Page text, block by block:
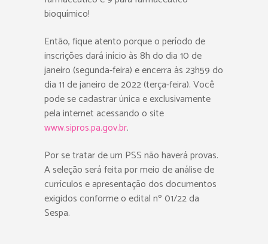
bioquímico!
Então, fique atento porque o período de
inscrições dará início às 8h do dia 10 de
janeiro (segunda-feira) e encerra às 23h59 do
dia 11 de janeiro de 2022 (terça-feira). Você
pode se cadastrar única e exclusivamente
pela internet acessando o site
www.sipros.pa.gov.br.
Por se tratar de um PSS não haverá provas.
A seleção será feita por meio de análise de
currículos e apresentação dos documentos
exigidos conforme o edital nº 01/22 da
Sespa.